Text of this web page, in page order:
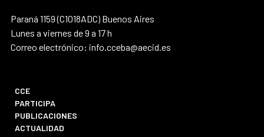
Paraná 1159 (C1018ADC) Buenos Aires
Lunes a viernes de 9 a 17 h
Correo electrónico: info.cceba@aecid.es
CCE
PARTICIPA
PUBLICACIONES
ACTUALIDAD